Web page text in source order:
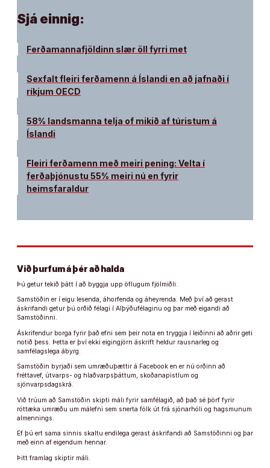
Sjá einnig:
Ferðamannafjöldinn slær öll fyrri met
Sexfalt fleiri ferðamenn á Íslandi en að jafnaði í
ríkjum OECD
58% landsmanna telja of mikið af túristum á
Íslandi
Fleiri ferðamenn með meiri pening: Velta í
ferðaþjónustu 55% meiri nú en fyrir
heimsfaraldur
Við þurfum á þér að halda
Þú getur tekið þátt í að byggja upp öflugum fjölmiðli.
Samstöðin er í eigu lesenda, áhorfenda og áheyrenda. Með því að gerast
áskrifandi getur þú orðið félagi í Alþýðufélaginu og þar með eigandi að
Samstöðinni.
Áskrifendur borga fyrir það efni sem þeir nota en tryggja í leiðinni að aðrir geti
notið þess. Þetta er því ekki eigingjörn áskrift heldur rausnarleg og
samfélagslega ábyrg.
Samstöðin byrjaði sem umræðuþættir á Facebook en er nú orðinn að
fréttavef, útvarps- og hlaðvarpsþáttum, skoðanapistlum og
sjónvarpsdagskrá.
Við trúum að Samstöðin skipti máli fyrir samfélagið, að það sé þörf fyrir
róttæka umræðu um málefni sem snerta fólk út frá sjónarhóli og hagsmunum
almennings.
Ef þú ert sama sinnis skaltu endilega gerast áskrifandi að Samstöðinni og þar
með einn af eigendum hennar.
Þitt framlag skiptir máli.